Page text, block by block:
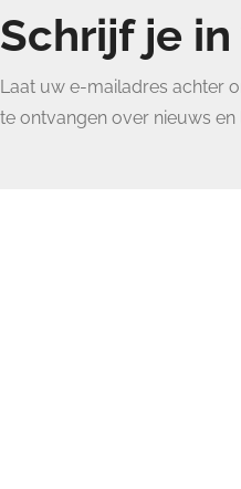
Schrijf je
Laat uw e-mailadres achter
te ontvangen over nieuws en